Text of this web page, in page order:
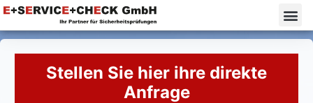
Stellen Sie hier ihre direkte
Anfrage